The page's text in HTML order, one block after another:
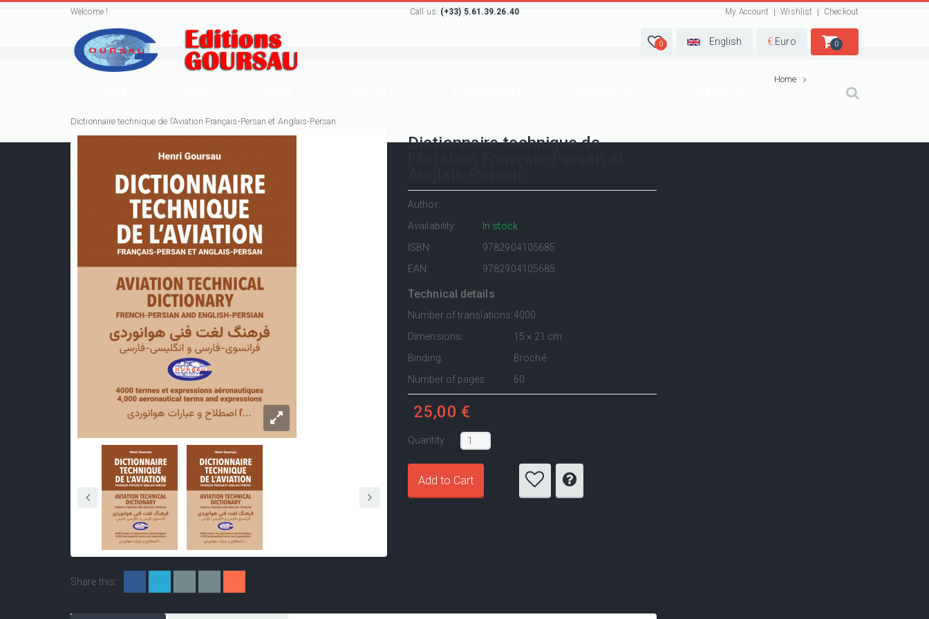
Welcome ! Call us: (+33) 5.61.39.26.40 My Account Wishlist Checkout
0 English € Euro 0
Home
Dictionnaire technique de l’Aviation Français-Persan et Anglais-Persan
Dictionnaire technique de
Author:
Availability:
In stock
ISBN:
9782904105685
EAN:
9782904105685
Technical details
Number of translations:4000
Dimensions:
15 × 21 cm
Binding:
Broché
Number of pages:
60
25,00 €
Quantity :
Share this: